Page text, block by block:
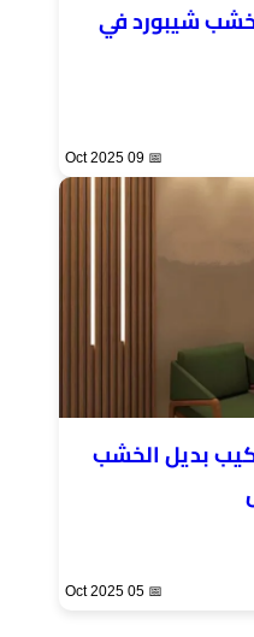
شيبورد في
📅 09 Oct 2025
بديل الخشب
📅 05 Oct 2025